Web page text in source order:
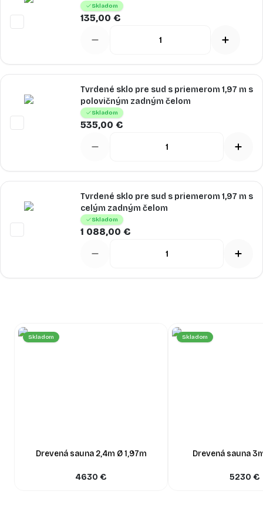
Skladom
135,00 €
Tvrdené sklo pre sud s priemerom 1,97 m s
polovičným zadným čelom
Skladom
535,00 €
Tvrdené sklo pre sud s priemerom 1,97 m s
celým zadným čelom
Skladom
1 088,00 €
Skladom
Drevená sauna 2,4m Ø 1,97m
4630 €
Skladom
Drevená sauna
5230 €